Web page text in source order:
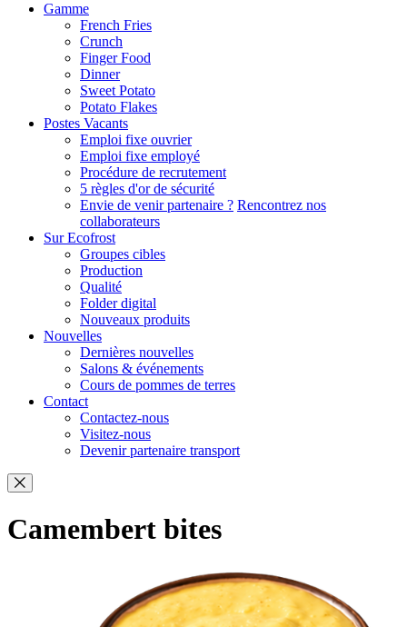
Gamme
French Fries
Crunch
Finger Food
Dinner
Sweet Potato
Potato Flakes
Postes Vacants
Emploi fixe ouvrier
Emploi fixe employé
Procédure de recrutement
5 règles d'or de sécurité
Envie de venir partenaire ? Rencontrez nos
collaborateurs
Sur Ecofrost
Groupes cibles
Production
Qualité
Folder digital
Nouveaux produits
Nouvelles
Dernières nouvelles
Salons & événements
Cours de pommes de terres
Contact
Contactez-nous
Visitez-nous
Devenir partenaire transport
Camembert bites